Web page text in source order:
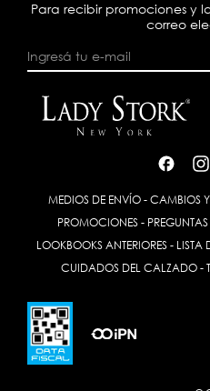
Para recibir promociones y
correo
MEDIOS DE ENVÍO - CAMBIOS
PROMOCIONES-
LOOKBOOKS ANTERIORES- LISTA
CUIDADOS DEL CALZADO-